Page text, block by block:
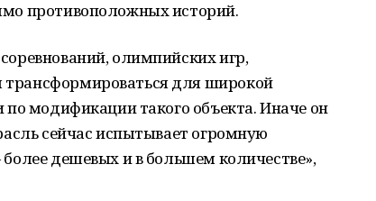
противоположных историй.
олимпийских игр,
для широкой
модификации такого объекта. Иначе он
сейчас испытывает огромную
дешевых и в большем количестве»,